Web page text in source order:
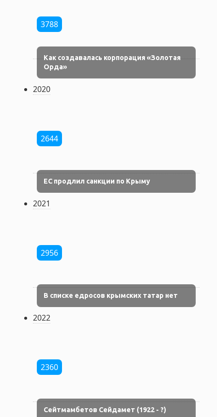
3788
Как создавалась корпорация «Золотая
Орда»
2020
2644
ЕC продлил санкции по Крыму
2021
2956
В списке едросов крымских татар нет
2022
2360
Сейтмамбетов Сейдамет (1922 - ?)